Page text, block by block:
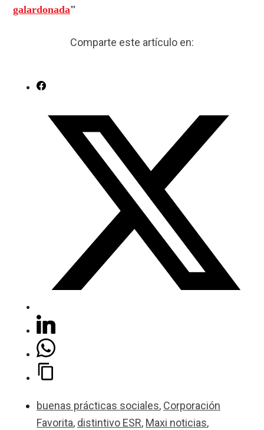
galardonada"
Comparte este artículo en:
buenas prácticas sociales, Corporación
Favorita, distintivo ESR, Maxi noticias,